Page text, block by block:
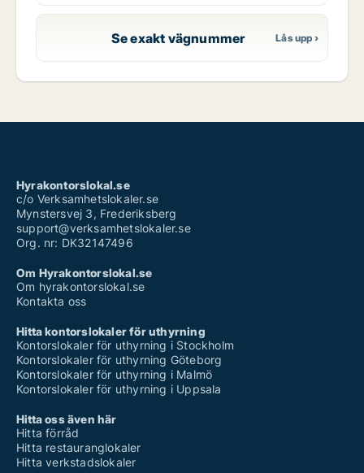
Se exakt vägnummer
Hyrakontorslokal.se
c/o Verksamhetslokaler.se
Mynstersvej 3, Frederiksberg
support@verksamhetslokaler.se
Org. nr: DK32147496
Om Hyrakontorslokal.se
Om hyrakontorslokal.se
Kontakta oss
Hitta kontorslokaler för uthyrning
Kontorslokaler för uthyrning i Stockholm
Kontorslokaler för uthyrning Göteborg
Kontorslokaler för uthyrning i Malmö
Kontorslokaler för uthyrning i Uppsala
Hitta oss även här
Hitta förråd
Hitta restauranglokaler
Hitta verkstadslokaler